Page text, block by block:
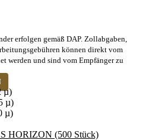
erfolgen gemäß DAP. Zollabgaben,
können direkt vom
werden und sind vom Empfänger zu
Produkt
weist
mehrere
auf.
µ)
µ)
µ)